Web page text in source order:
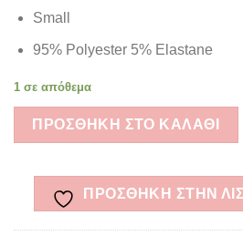
Small
95% Polyester 5% Elastane
1 σε απόθεμα
ΠΡΟΣΘΉΚΗ ΣΤΟ ΚΑΛΆΘΙ
ΠΡΌΣΘΉΚΗ ΣΤΗΝ